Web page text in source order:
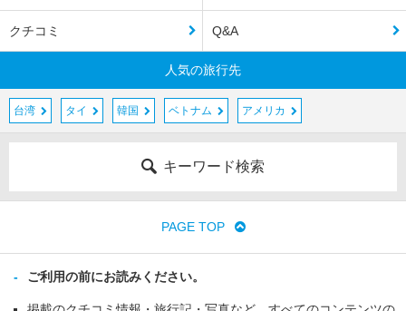
クチコミ Q&A
人気の旅行先
台湾 タイ 韓国 ベトナム アメリカ
キーワード検索
PAGE TOP
ご利用の前にお読みください。